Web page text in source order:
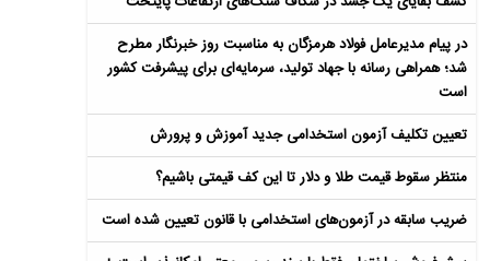
در پیام مدیرعامل فولاد هرمزگان به مناسبت روز خبرنگار مطرح
شد؛ همراهی رسانه با جهاد تولید، سرمایه‌ای برای پیشرفت کشور
است
تعیین تکلیف آزمون استخدامی جدید آموزش و پرورش
منتظر سقوط قیمت طلا و دلار تا این کف قیمتی باشیم؟
ضریب سابقه در آزمون‌های استخدامی با قانون تعیین شده است